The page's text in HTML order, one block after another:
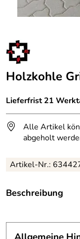
Holzkohle
Lieferfrist 21
Alle Artikel
abgeholt
Artikel-Nr.:
Beschreibung
Nikolaigymnasium